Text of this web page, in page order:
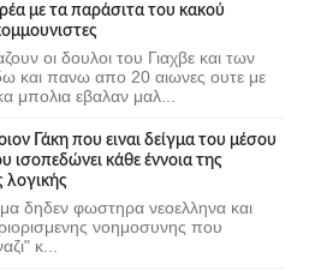
με τα παράσιτα του κακού
οι δουλοι του Γιαχβε και των
και πανω απο 20 αιωνες ουτε με
μπολια εβαλαν μαλ...
Γάκη που ειναι δείγμα του μέσου
ισοπεδώνει κάθε έννοια της
λογικής
δηδεν φωστηρα νεοελληνα και
νοημοσυνης που
κ...